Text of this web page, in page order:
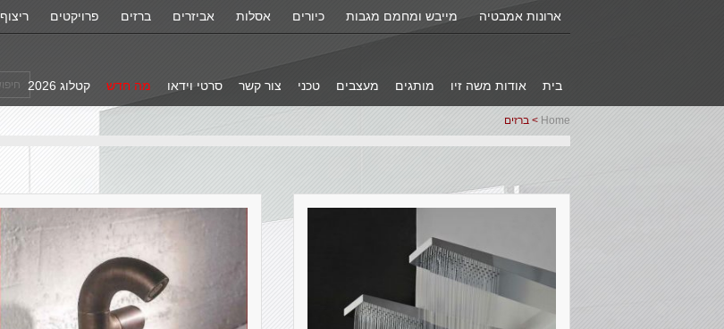
ארונות אמבטיה מייבש ומחמם מגבות כיורים אסלות אביזרים ברזים פרויקטים
קטלוג 2026 מה חדש סרטי וידאו צור קשר טכני מעצבים מותגים אודות משה זיו בית
Home > ברזים